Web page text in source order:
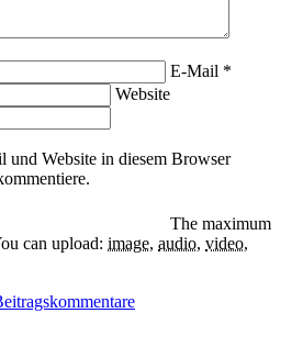
E-Mail *
Website
und Website in diesem Browser
The maximum
can upload: image, audio, video,